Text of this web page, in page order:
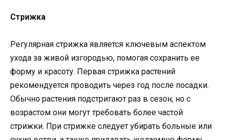
Стрижка
Регулярная стрижка является ключевым аспектом
ухода за живой изгородью, помогая сохранить ее
форму и красоту. Первая стрижка растений
рекомендуется проводить через год после посадки.
Обычно растения подстригают раз в сезон, но с
возрастом они могут требовать более частой
стрижки. При стрижке следует убирать больные или